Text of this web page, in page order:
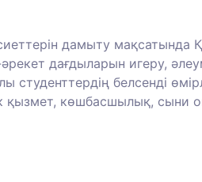
дамыту
дағдыларын игеру,
студенттердің белсенді
қызмет, көшбасшылық, сыни